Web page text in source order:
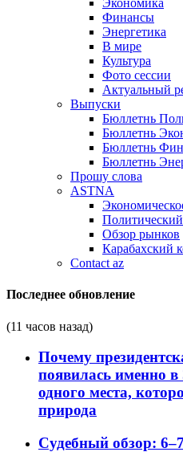
Экономика
Финансы
Энергетика
В мире
Культура
Фото сессии
Актуальный
Выпуски
Бюллетнь
Бюллетнь
Бюллетнь
Бюллетнь
Прошу слова
ASTNA
Обзор рынков
Карабахский
Contact az
Последнее обновление
(11 часов назад)
Почему
появилась именно
одного места,
природа
Судебный обзор: